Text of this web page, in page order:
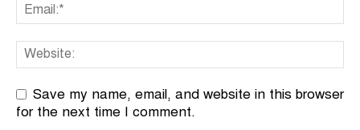
Save my name, email, and website in this browser
for the next time I comment.